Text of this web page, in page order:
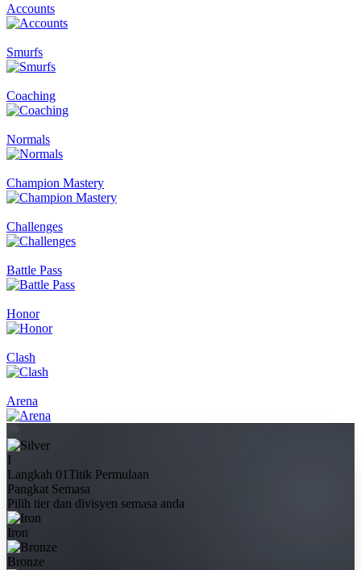
Accounts
Smurfs
Coaching
Normals
Champion Mastery
Challenges
Battle Pass
Honor
Clash
Arena
I
Langkah 01Titik Permulaan
Pangkat Semasa
Pilih tier dan divisyen semasa anda
Iron
Bronze